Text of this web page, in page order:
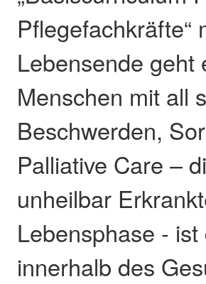
Lebensende geht
Menschen mit all
Beschwerden,
Palliative Care –
unheilbar
Lebensphase -
innerhalb des